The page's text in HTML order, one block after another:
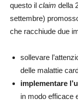
questo il claim della
settembre)
che racchiude due
sollevare
delle malattie
implementare
in modo efficace